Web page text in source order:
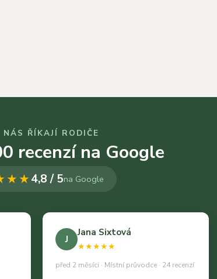
NÁS ŘÍKAJÍ RODIČE
recenzí na Google
4,8 / 5na Google
J
Jana Sixtová
★★★★★
před 2 měsíci · Místní průvodce · 24 recenzí